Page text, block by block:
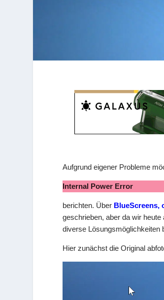
Aufgrund eigener Probleme
Internal Power Error
berichten. Über BlueScreens,
geschrieben, aber da wir
diverse Lösungsmöglichkeiten
Hier zunächst die Original